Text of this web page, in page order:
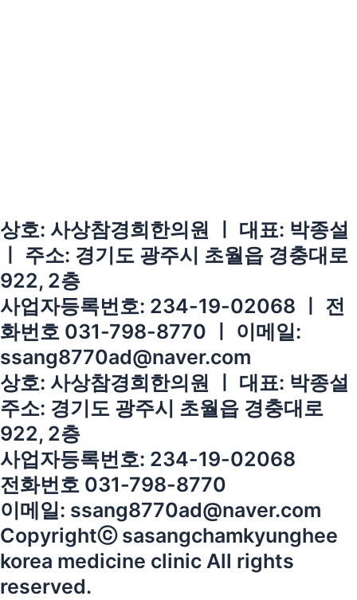
상호: 사상참경희한의원 ㅣ 대표: 박종설
ㅣ 주소: 경기도 광주시 초월읍 경충대로
922, 2층
사업자등록번호: 234-19-02068 ㅣ 전
화번호 031-798-8770 ㅣ 이메일:
ssang8770ad@naver.com
상호: 사상참경희한의원 ㅣ 대표: 박종설
주소: 경기도 광주시 초월읍 경충대로
922, 2층
사업자등록번호: 234-19-02068
전화번호 031-798-8770
이메일: ssang8770ad@naver.com
Copyrightⓒ sasangchamkyunghee
korea medicine clinic All rights
reserved.